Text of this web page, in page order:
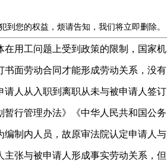
您的权益，烦请告知，我们将立即删除。
在用工问题上受到政策的限制，国家机
面劳动合同才能形成劳动关系，没有
人从入职到离职从未与被申请人签订
行管理办法》《中华人民共和国公务
编制内人员，故原审法院认定申请人与
张与被申请人形成事实劳动关系，但